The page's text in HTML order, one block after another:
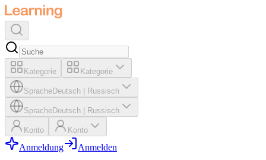
Kategorie Kategorie
SpracheDeutsch Russisch
SpracheDeutsch Russisch
Konto Konto
Anmeldung Anmelden